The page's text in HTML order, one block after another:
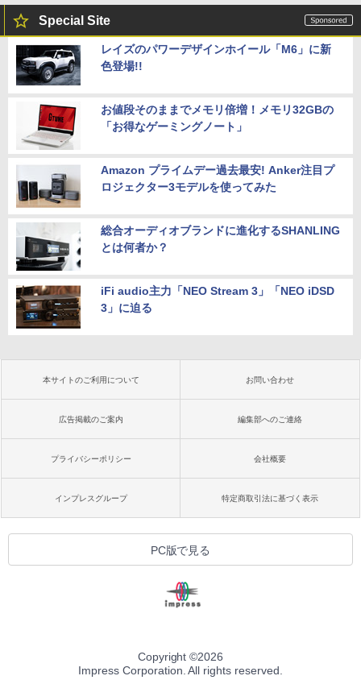
Special Site
レイズのパワーデザインホイール「M6」に新
色登場!!
お値段そのままでメモリ倍増！メモリ32GBの
「お得なゲーミングノート」
Amazon プライムデー過去最安! Anker注目プ
ロジェクター3モデルを使ってみた
総合オーディオブランドに進化するSHANLING
とは何者か？
iFi audio主力「NEO Stream 3」「NEO iDSD
3」に迫る
本サイトのご利用について お問い合わせ
広告掲載のご案内 編集部へのご連絡
プライバシーポリシー 会社概要
インプレスグループ 特定商取引法に基づく表示
PC版で見る
Copyright ©2026
Impress Corporation. All rights reserved.